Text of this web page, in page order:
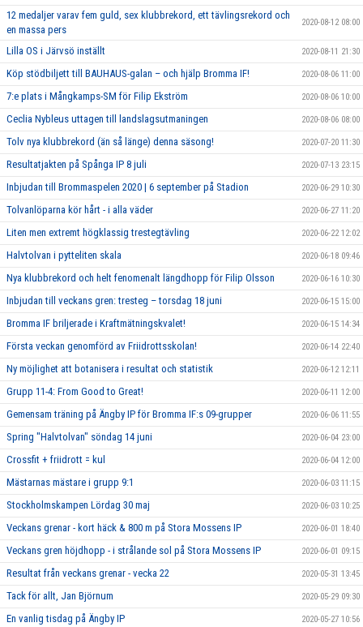
12 medaljer varav fem guld, sex klubbrekord, ett tävlingsrekord och
en massa pers
2020-08-12 08:00
Lilla OS i Järvsö inställt 2020-08-11 21:30
Köp stödbiljett till BAUHAUS-galan – och hjälp Bromma IF! 2020-08-06 11:00
7:e plats i Mångkamps-SM för Filip Ekström 2020-08-06 10:00
Ceclia Nybleus uttagen till landslagsutmaningen 2020-08-06 08:00
Tolv nya klubbrekord (än så länge) denna säsong! 2020-07-20 11:30
Resultatjakten på Spånga IP 8 juli 2020-07-13 23:15
Inbjudan till Brommaspelen 2020 | 6 september på Stadion 2020-06-29 10:30
Tolvanlöparna kör hårt - i alla väder 2020-06-27 11:20
Liten men extremt högklassig trestegtävling 2020-06-22 12:02
Halvtolvan i pytteliten skala 2020-06-18 09:46
Nya klubbrekord och helt fenomenalt längdhopp för Filip Olsson 2020-06-16 10:30
Inbjudan till veckans gren: tresteg – torsdag 18 juni 2020-06-15 15:00
Bromma IF briljerade i Kraftmätningskvalet! 2020-06-15 14:34
Första veckan genomförd av Friidrottsskolan! 2020-06-14 22:40
Ny möjlighet att botanisera i resultat och statistik 2020-06-12 12:11
Grupp 11-4: From Good to Great! 2020-06-11 12:00
Gemensam träning på Ängby IP för Bromma IF:s 09-grupper 2020-06-06 11:55
Spring "Halvtolvan" söndag 14 juni 2020-06-04 23:00
Crossfit + friidrott = kul 2020-06-04 12:00
Mästarnas mästare i grupp 9:1 2020-06-03 11:15
Stockholmskampen Lördag 30 maj 2020-06-03 10:25
Veckans grenar - kort häck & 800 m på Stora Mossens IP 2020-06-01 18:40
Veckans gren höjdhopp - i strålande sol på Stora Mossens IP 2020-06-01 09:15
Resultat från veckans grenar - vecka 22 2020-05-31 13:45
Tack för allt, Jan Björnum 2020-05-29 09:30
En vanlig tisdag på Ängby IP 2020-05-27 10:56